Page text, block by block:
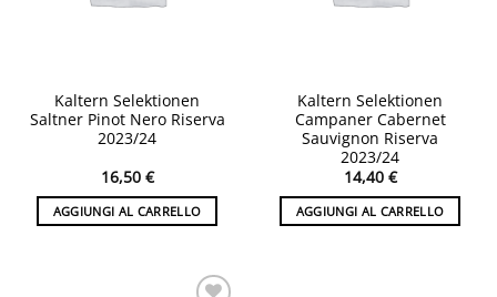
Kaltern Selektionen
Saltner Pinot Nero Riserva
2023/24
16,50 €
AGGIUNGI AL CARRELLO
Kaltern Selektionen
Campaner Cabernet
Sauvignon Riserva
2023/24
14,40 €
AGGIUNGI AL CARRELLO